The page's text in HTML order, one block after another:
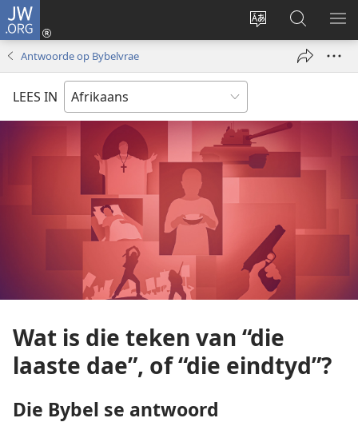
JW.ORG
Verander
Meld
aan
venster
Soek
op
JW.ORG
Antwoorde op Bybelvrae
LEES IN
Wat is die teken van “die
laaste dae”, of “die eindtyd”?
Die Bybel se antwoord